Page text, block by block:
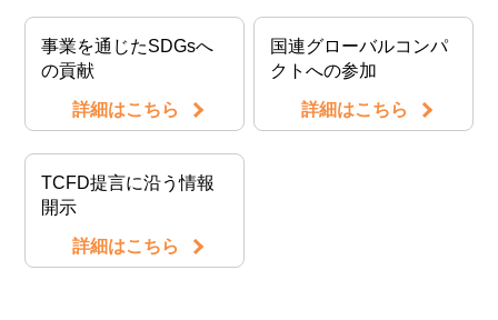
事業を通じたSDGsへ
の貢献
詳細はこちら
国連グローバルコンパ
クトへの参加
詳細はこちら
TCFD提言に沿う情報
開示
詳細はこちら